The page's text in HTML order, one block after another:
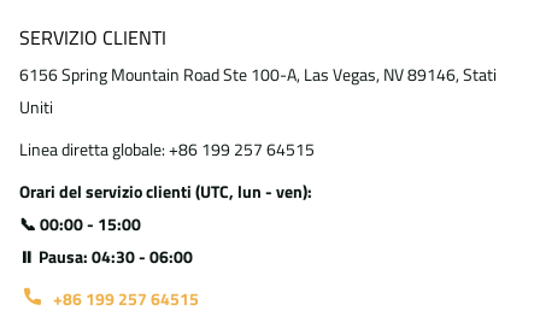
SERVIZIO CLIENTI
6156 Spring Mountain Road Ste 100-A, Las Vegas, NV 89146, Stati
Uniti
Linea diretta globale: +86 199 257 64515
Orari del servizio clienti (UTC, lun - ven):
📞 00:00 - 15:00
⏸ Pausa: 04:30 - 06:00
+86 199 257 64515